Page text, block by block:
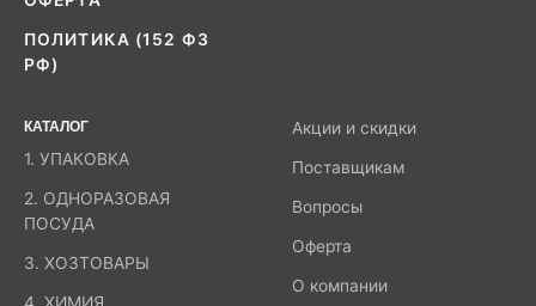
ПОЛИТИКА (152 ФЗ
РФ)
КАТАЛОГ
1. УПАКОВКА
2. ОДНОРАЗОВАЯ
ПОСУДА
3. ХОЗТОВАРЫ
Акции и скидки
Поставщикам
Вопросы
Оферта
О компании